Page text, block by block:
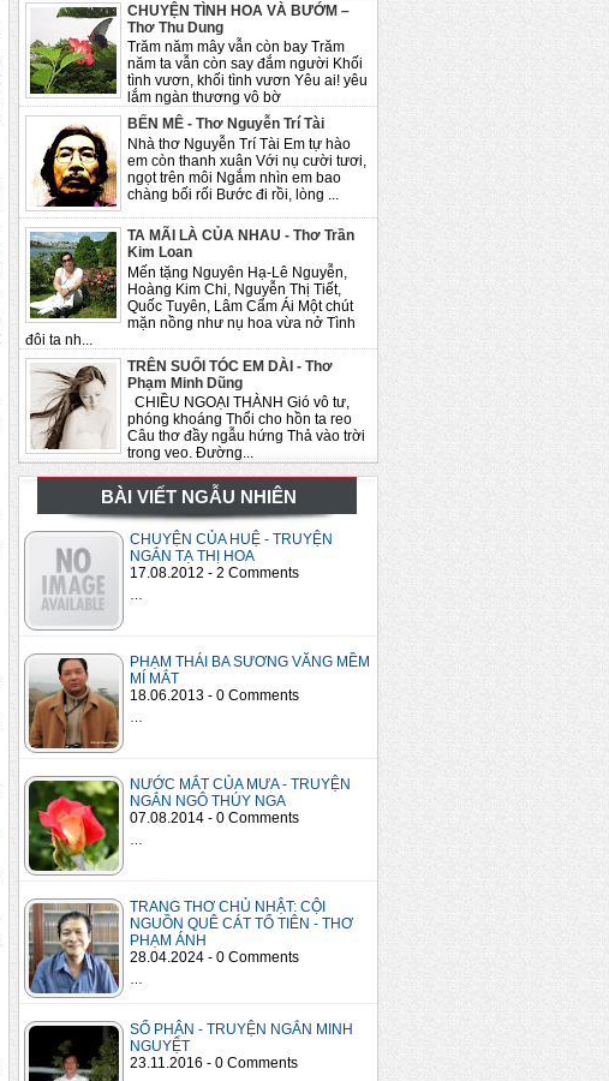
CHUYỆN TÌNH HOA VÀ BƯỚM –
Thơ Thu Dung
Trăm năm mây vẫn còn bay Trăm
năm ta vẫn còn say đắm người Khối
tình vươn, khối tình vươn Yêu ai! yêu
lắm ngàn thương vô bờ
BẾN MÊ - Thơ Nguyễn Trí Tài
Nhà thơ Nguyễn Trí Tài Em tự hào
em còn thanh xuân Với nụ cười tươi,
ngọt trên môi Ngắm nhìn em bao
chàng bối rối Bước đi rồi, lòng ...
TA MÃI LÀ CỦA NHAU - Thơ Trần
Kim Loan
Mến tặng Nguyên Hạ-Lê Nguyễn,
Hoàng Kim Chi, Nguyễn Thị Tiết,
Quốc Tuyên, Lâm Cẩm Ái Một chút
mặn nồng như nụ hoa vừa nở Tình
đôi ta nh...
TRÊN SUỐI TÓC EM DÀI - Thơ
Phạm Minh Dũng
CHIỀU NGOẠI THÀNH Gió vô tư,
phóng khoáng Thổi cho hồn ta reo
Câu thơ đầy ngẫu hứng Thả vào trời
trong veo. Đường...
BÀI VIẾT NGẪU NHIÊN
CHUYỆN CỦA HUỆ - TRUYỆN
NGẮN TẠ THỊ HOA
17.08.2012 - 2 Comments
PHẠM THÁI BA SƯƠNG VĂNG MỀM
MÍ MẮT
18.06.2013 - 0 Comments
NƯỚC MẮT CỦA MƯA - TRUYỆN
NGẮN NGÔ THÚY NGA
07.08.2014 - 0 Comments
TRANG THƠ CHỦ NHẬT: CỘI
NGUỒN QUÊ CÁT TỔ TIÊN - THƠ
PHẠM ÁNH
28.04.2024 - 0 Comments
SỐ PHẬN - TRUYỆN NGẮN MINH
NGUYỆT
23.11.2016 - 0 Comments